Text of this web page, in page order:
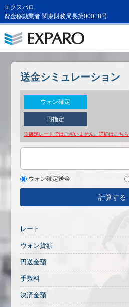
エクスパロ
資金移動業者 関東財務局長第00018号
送金シミュレーション
ウォン確定
円指定
※確定レートではございません。詳細は こちら
ウォン確定送金
計算する
レート
ウォン貨額
円送金額
手数料
決済金額